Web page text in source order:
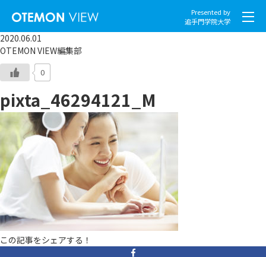
Presented by
追手門学院大学
社会とくらし
グローバル
スポーツと文化
こころとからだ
IT・メディア
地域・観光
2020.06.01
OTEMON VIEW編集部
0
pixta_46294121_M
この記事をシェアする！